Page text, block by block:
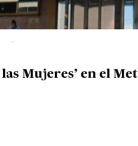
Mujeres’ en el